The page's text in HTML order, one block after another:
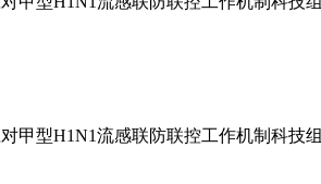
甲型H1N1流感联防联控工作机制科技组